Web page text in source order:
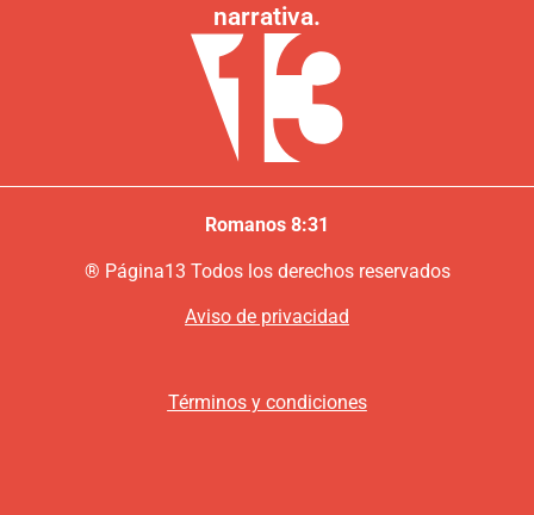
narrativa.
Romanos 8:31
® Página13 Todos los derechos reservados
Aviso de privacidad
Términos y condiciones